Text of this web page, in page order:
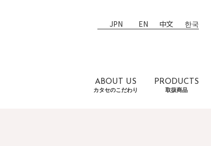
JPN EN 中文 한국
ABOUT US
カタセのこだわり
PRODUCTS
取扱商品